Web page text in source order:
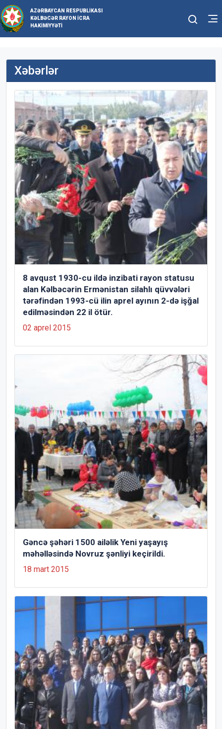
AZƏRBAYCAN RESPUBLIKASI
KƏLBƏCƏR RAYON İCRA
HAKIMIYYƏTI
Xəbərlər
8 avqust 1930-cu ildə inzibati rayon statusu
alan Kəlbəcərin Ermənistan silahlı qüvvələri
tərəfindən 1993-cü ilin aprel ayının 2-də işğal
edilməsindən 22 il ötür.
02 aprel 2015
Gəncə şəhəri 1500 ailəlik Yeni yaşayış
məhəlləsində Novruz şənliyi keçirildi.
18 mart 2015